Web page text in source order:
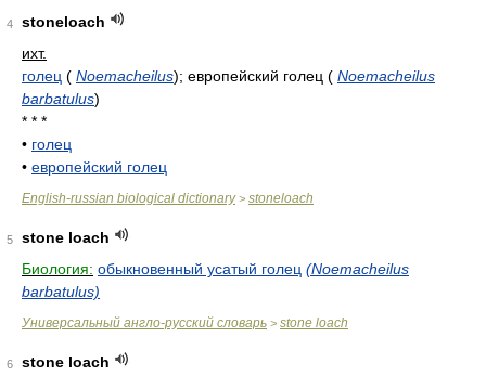
4
stoneloach
ихт.
голец ( Noemacheilus); европейский голец ( Noemacheilus
barbatulus)
* * *
• голец
• европейский голец
English-russian biological dictionary> stoneloach
5
stone loach
Биология: обыкновенный усатый голец (Noemacheilus
barbatulus)
Универсальный англо-русский словарь > stone loach
6
stone loach